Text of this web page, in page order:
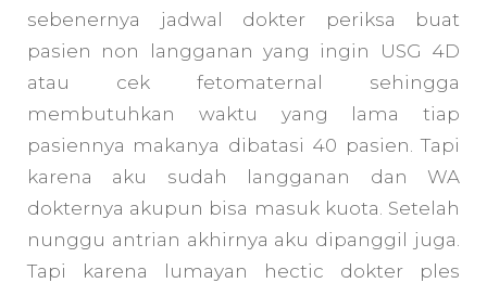
sebenernya jadwal dokter periksa buat
pasien non langganan yang ingin USG 4D
atau cek fetomaternal sehingga
membutuhkan waktu yang lama tiap
pasiennya makanya dibatasi 40 pasien. Tapi
karena aku sudah langganan dan WA
dokternya akupun bisa masuk kuota. Setelah
nunggu antrian akhirnya aku dipanggil juga.
Tapi karena lumayan hectic dokter ples